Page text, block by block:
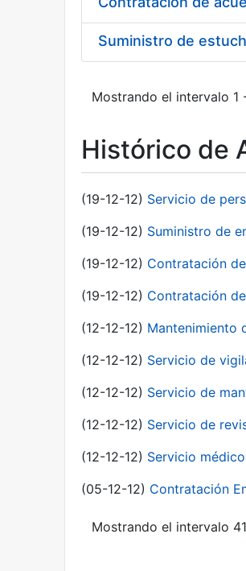
Suministro de
Mostrando el intervalo 1
Histórico de
(19-12-12) Servicio de
(19-12-12) Suministro de
(19-12-12) Contratación
(19-12-12) Contratación
(12-12-12) Mantenimiento
(12-12-12) Servicio de
(12-12-12) Servicio de
(12-12-12) Servicio de
(12-12-12) Servicio
(05-12-12) Contratación
Mostrando el intervalo